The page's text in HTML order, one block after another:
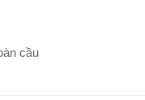
cầu